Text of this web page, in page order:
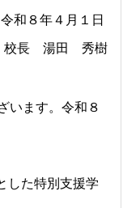
令和８年４月１日
校長 湯田 秀樹
います。令和８
した特別支援学